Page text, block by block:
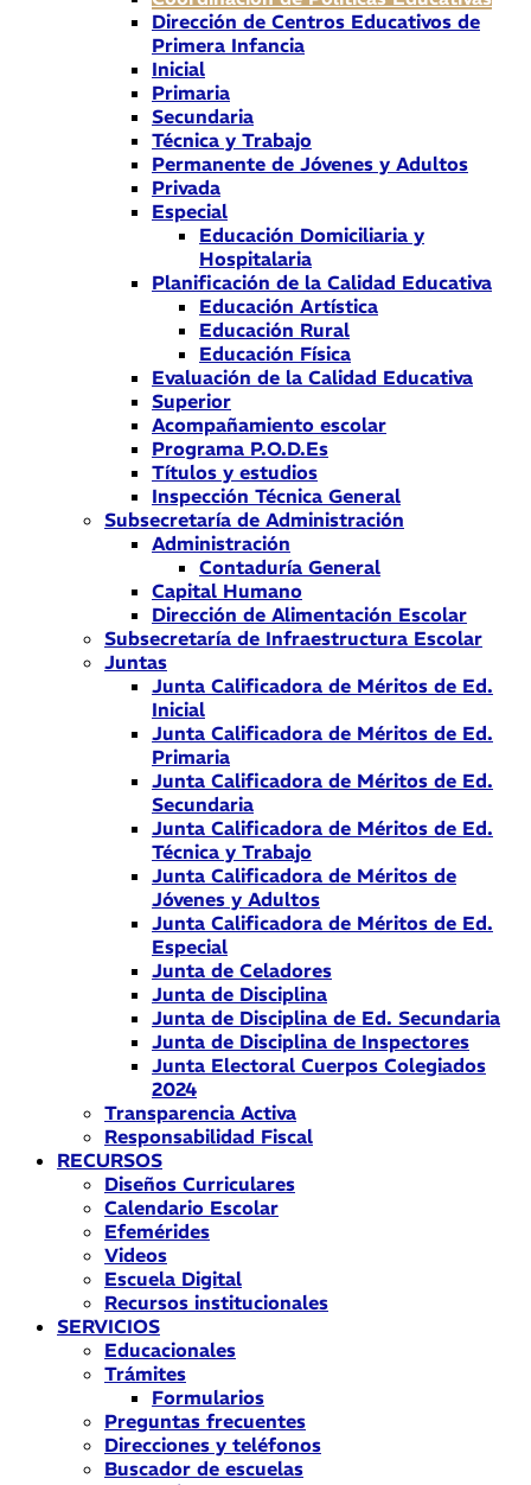
Dirección de Centros Educativos de
Primera Infancia
Inicial
Primaria
Secundaria
Técnica y Trabajo
Permanente de Jóvenes y Adultos
Privada
Especial
Educación Domiciliaria y
Hospitalaria
Planificación de la Calidad Educativa
Educación Artística
Educación Rural
Educación Física
Evaluación de la Calidad Educativa
Superior
Acompañamiento escolar
Programa P.O.D.Es
Títulos y estudios
Inspección Técnica General
Subsecretaría de Administración
Administración
Contaduría General
Capital Humano
Dirección de Alimentación Escolar
Subsecretaría de Infraestructura Escolar
Juntas
Junta Calificadora de Méritos de Ed.
Inicial
Junta Calificadora de Méritos de Ed.
Primaria
Junta Calificadora de Méritos de Ed.
Secundaria
Junta Calificadora de Méritos de Ed.
Técnica y Trabajo
Junta Calificadora de Méritos de
Jóvenes y Adultos
Junta Calificadora de Méritos de Ed.
Especial
Junta de Celadores
Junta de Disciplina
Junta de Disciplina de Ed. Secundaria
Junta de Disciplina de Inspectores
Junta Electoral Cuerpos Colegiados
2024
Transparencia Activa
Responsabilidad Fiscal
RECURSOS
Diseños Curriculares
Calendario Escolar
Efemérides
Videos
Escuela Digital
Recursos institucionales
SERVICIOS
Educacionales
Trámites
Formularios
Preguntas frecuentes
Direcciones y teléfonos
Buscador de escuelas